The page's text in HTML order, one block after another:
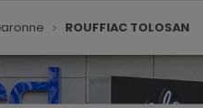
ROUFFIAC TOLOSAN